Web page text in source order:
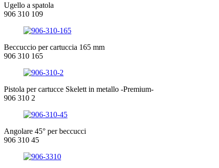
Ugello a spatola
906 310 109
Beccuccio per cartuccia 165 mm
906 310 165
Pistola per cartucce Skelett in metallo -Premium-
906 310 2
Angolare 45° per beccucci
906 310 45